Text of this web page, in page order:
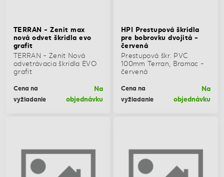
TERRAN - Zenit max
nová odvet škridla evo
grafit
TERRAN - Zenit Nová
odvetrávacia škridla EVO
grafit
Cena na
vyžiadanie
Na
objednávku
HPI Prestupová škridla
pre bobrovku dvojitá -
červená
Prestupová škr. PVC
100mm Terran, Bramac -
červená
Cena na
vyžiadanie
Na
objednávku